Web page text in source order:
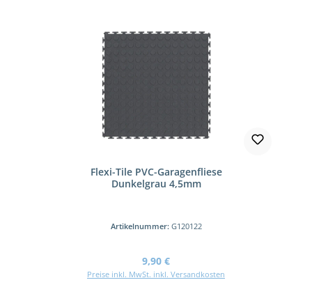
Flexi-Tile PVC-Garagenfliese
Dunkelgrau 4,5mm
Artikelnummer: G120122
Regulärer Preis:
9,90 €
Preise inkl. MwSt. inkl. Versandkosten